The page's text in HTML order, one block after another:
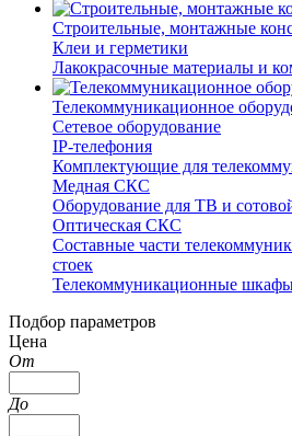
Строительные, монтажные
Клеи и герметики
Лакокрасочные материалы и
Телекоммуникационное
Сетевое оборудование
IP-телефония
Комплектующие для
Медная СКС
Оборудование для ТВ и
Оптическая СКС
Составные части
стоек
Телекоммуникационные
Подбор параметров
Цена
От
До